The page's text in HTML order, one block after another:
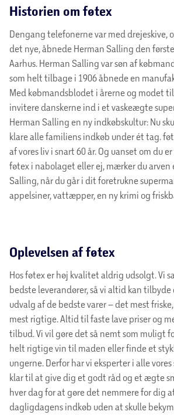
Historien om føtex
Dengang telefonerne var med drejeskive,
det nye, åbnede Herman Salling den
Aarhus. Herman Salling var søn af
som helt tilbage i 1906 åbnede en
Med købmandsblodet i årerne og modet
invitere danskerne ind i et vaskeægte
Herman Salling en ny indkøbskultur: Nu
klare alle familiens indkøb under ét tag.
af vores liv i snart 60 år. Og uanset om du
føtex i nabolaget eller ej, mærker du arven
Salling, når du går i dit foretrukne
appelsiner, vattæpper, en ny krimi og
Oplevelsen af føtex
Hos føtex er høj kvalitet aldrig udsolgt. Vi
bedste leverandører, så vi altid kan
udvalg af de bedste varer – det mest
mest rigtige. Altid til faste lave priser og
tilbud. Vi vil gøre det så nemt som muligt
helt rigtige vin til maden eller finde et
ungerne. Derfor har vi eksperter i alle
klar til at give dig et godt råd og et ægte
hver dag for at gøre det nemmere for dig
dagligdagens indkøb uden at skulle